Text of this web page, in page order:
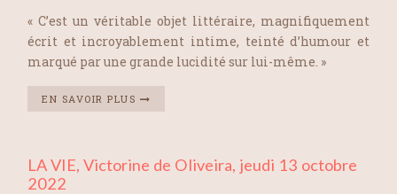
« C’est un véritable objet littéraire, magnifiquement
écrit et incroyablement intime, teinté d’humour et
marqué par une grande lucidité sur lui-même. »
EN SAVOIR PLUS
LA VIE, Victorine de Oliveira, jeudi 13 octobre
2022